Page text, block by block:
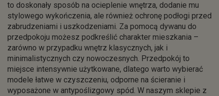
to doskonały sposób na ocieplenie wnętrza, dodanie mu
stylowego wykończenia, ale również ochronę podłogi przed
zabrudzeniami i uszkodzeniami. Za pomocą dywanu do
przedpokoju możesz podkreślić charakter mieszkania –
zarówno w przypadku wnętrz klasycznych, jak i
minimalistycznych czy nowoczesnych. Przedpokój to
miejsce intensywnie użytkowane, dlatego warto wybierać
modele łatwe w czyszczeniu, odporne na ścieranie i
wyposażone w antypoślizgowy spód. W naszym sklepie z